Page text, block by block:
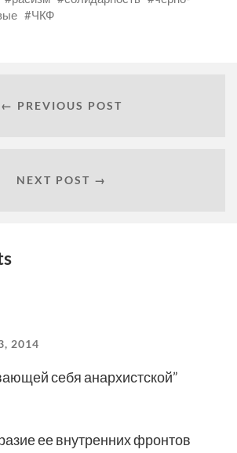
ЧКФ
← PREVIOUS POST
NEXT POST →
2014
себя анархистской”
ее внутренних фронтов